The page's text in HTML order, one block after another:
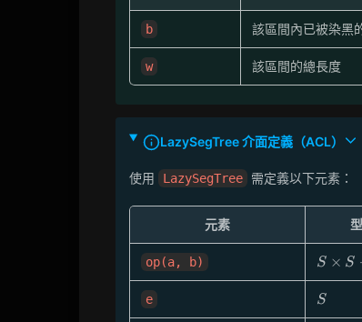
b 該區間內已被染黑
w 該區間的總長度
LazySegTree 介面定義（ACL）
使用 LazySegTree 需定義以下元素：
元素
op(a, b)
S
\times
S \to
S × S
e S
S